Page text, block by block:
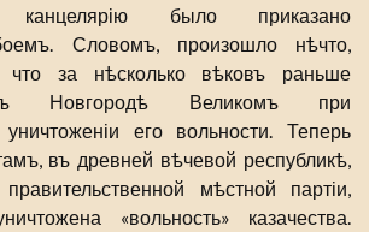
канцелярію было приказано
Словомъ, произошло нѣчто,
что за нѣсколько вѣковъ раньше
Новгородѣ Великомъ при
уничтоженіи его вольности. Теперь
въ древней вѣчевой республикѣ,
мѣстной партіи,
«вольность» казачества.